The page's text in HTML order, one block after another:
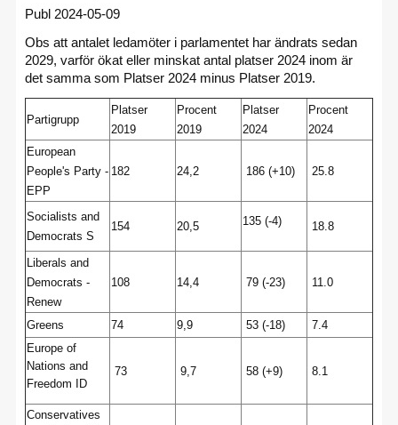
Publ 2024-05-09
Obs att antalet ledamöter i parlamentet har ändrats sedan
2029, varför ökat eller minskat antal platser 2024 inom är
det samma som Platser 2024 minus Platser 2019.
Partigrupp
Platser
2019
Procent
2019
Platser
2024
Procent
2024
European
People's Party -
EPP
182 24,2 186 (+10) 25.8
Socialists and
Democrats S
154 20,5 135 (-4) 18.8
Liberals and
Democrats -
Renew
108 14,4 79 (-23) 11.0
Greens 74 9,9 53 (-18)
7.4
Europe of
Nations and
Freedom ID
73 9,7 58 (+9) 8.1
Conservatives